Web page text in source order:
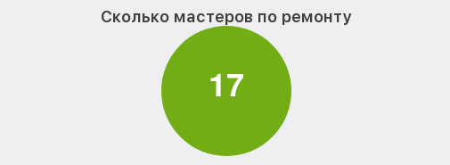
Сколько мастеров по ремонту
17